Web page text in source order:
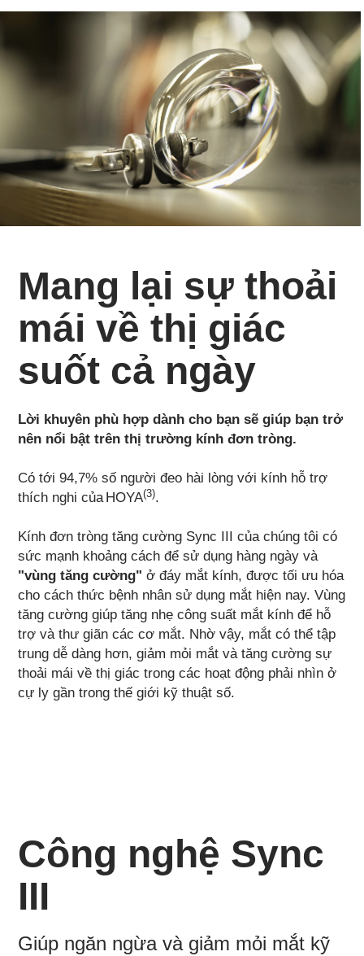
Mang lại sự thoải
mái về thị giác
suốt cả ngày
Lời khuyên phù hợp dành cho bạn sẽ giúp bạn trở
nên nổi bật trên thị trường kính đơn tròng.
Có tới 94,7% số người đeo hài lòng với kính hỗ trợ
thích nghi của HOYA(3).
Kính đơn tròng tăng cường Sync III của chúng tôi có
sức mạnh khoảng cách để sử dụng hàng ngày và
"vùng tăng cường" ở đáy mắt kính, được tối ưu hóa
cho cách thức bệnh nhân sử dụng mắt hiện nay. Vùng
tăng cường giúp tăng nhẹ công suất mắt kính để hỗ
trợ và thư giãn các cơ mắt. Nhờ vậy, mắt có thể tập
trung dễ dàng hơn, giảm mỏi mắt và tăng cường sự
thoải mái về thị giác trong các hoạt động phải nhìn ở
cự ly gần trong thế giới kỹ thuật số.
Công nghệ Sync
III
Giúp ngăn ngừa và giảm mỏi mắt kỹ